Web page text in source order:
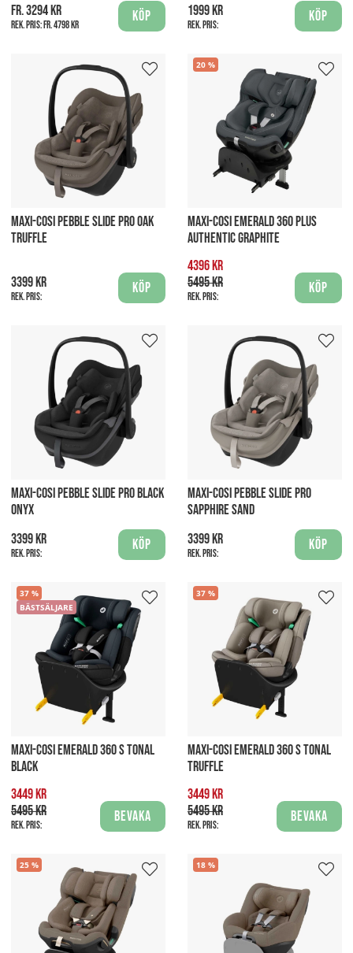
fr. 3294 kr
Rek. pris: fr. 4798 kr
Köp 1999 kr
Rek. pris:
Köp
MAXI-COSI PEBBLE SLIDE PRO OAK
TRUFFLE
3399 kr
Rek. pris:
Köp
20
MAXI-COSI EMERALD 360 PLUS
AUTHENTIC GRAPHITE
4396 kr
5495 kr
Rek. pris:
Köp
MAXI-COSI PEBBLE SLIDE PRO BLACK
ONYX
3399 kr
Rek. pris:
Köp
MAXI-COSI PEBBLE SLIDE PRO
SAPPHIRE SAND
3399 kr
Rek. pris:
Köp
37
BÄSTSÄLJARE
MAXI-COSI EMERALD 360 S TONAL
BLACK
3449 kr
5495 kr
Rek. pris:
Bevaka
37
MAXI-COSI EMERALD 360 S TONAL
TRUFFLE
3449 kr
5495 kr
Rek. pris:
Bevaka
25 18